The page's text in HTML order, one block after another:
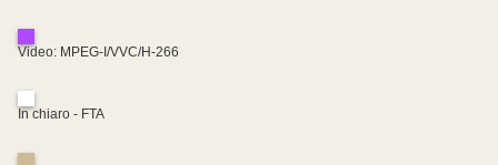
Video: MPEG-I/VVC/H-266
In chiaro - FTA